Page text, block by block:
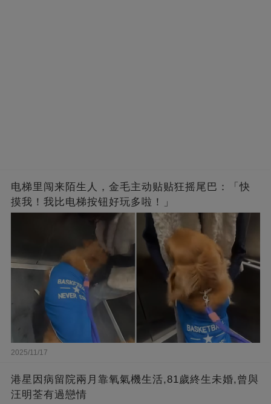
电梯里闯来陌生人，金毛主动贴贴狂摇尾巴：「快
摸我！我比电梯按钮好玩多啦！」
2025/11/17
港星因病留院兩月靠氧氣機生活,81歲終生未婚,曾與
汪明荃有過戀情